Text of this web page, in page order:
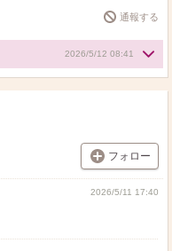
通報する
2026/5/12 08:41
フォロー
2026/5/11 17:40